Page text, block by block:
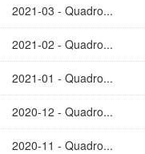
2021-03 - Quadro...
2021-02 - Quadro...
2021-01 - Quadro...
2020-12 - Quadro...
2020-11 - Quadro...